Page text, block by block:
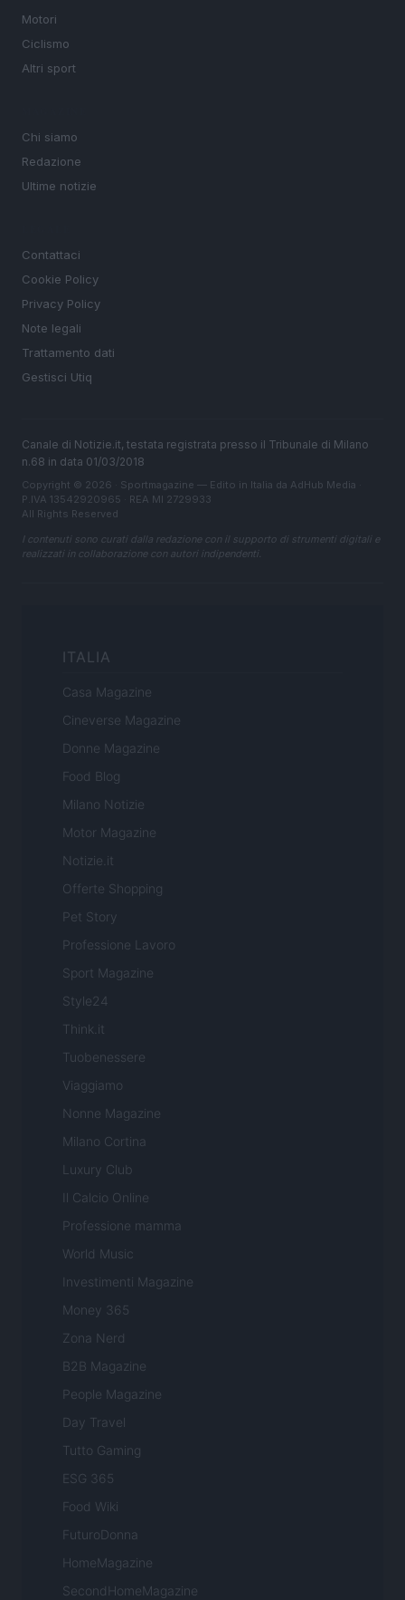
Motori
Ciclismo
Altri sport
Chi siamo
Redazione
Ultime notizie
Contattaci
Cookie Policy
Privacy Policy
Note legali
Trattamento dati
Gestisci Utiq
Canale di Notizie.it, testata registrata presso il Tribunale di Milano
n.68 in data 01/03/2018
Copyright © 2026 · Sportmagazine — Edito in Italia da AdHub Media
P.IVA 13542920965 · REA MI 2729933
All Rights Reserved
I contenuti sono curati dalla redazione con il supporto di strumenti digitali e
realizzati in collaborazione con autori indipendenti.
ITALIA
Casa Magazine
Cineverse Magazine
Donne Magazine
Food Blog
Milano Notizie
Motor Magazine
Notizie.it
Offerte Shopping
Pet Story
Professione Lavoro
Sport Magazine
Style24
Think.it
Tuobenessere
Viaggiamo
Nonne Magazine
Milano Cortina
Luxury Club
Il Calcio Online
Professione mamma
World Music
Investimenti Magazine
Money 365
Zona Nerd
B2B Magazine
People Magazine
Day Travel
Tutto Gaming
ESG 365
Food Wiki
FuturoDonna
HomeMagazine
SecondHomeMagazine